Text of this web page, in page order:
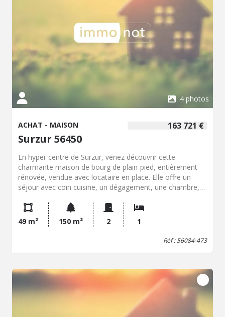
4 photos
163 721 €
ACHAT - MAISON
Surzur 56450
En hyper centre de Surzur, venez découvrir cette
charmante maison de bourg de plain-pied, entièrement
rénovée, vendue avec locataire en place. Elle offre un
séjour avec coin cuisine, un dégagement, une chambre,
complément, vous bénéficierez d'une terrasse, agréable
atout en coeur de bourg. Située à proximité immédiate
des commerces, services et commodités, cette maison
constitue une belle opportunité pour un investissement
Locataire en place – Investissement locatif
49 m² 150 m² 2 1
Réf : 56084-473